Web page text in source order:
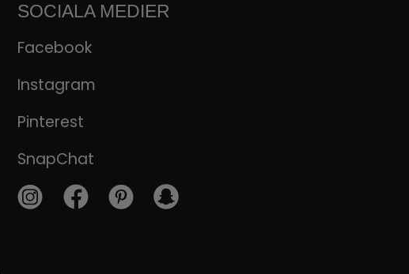
SOCIALA MEDIER
Facebook
Instagram
Pinterest
SnapChat